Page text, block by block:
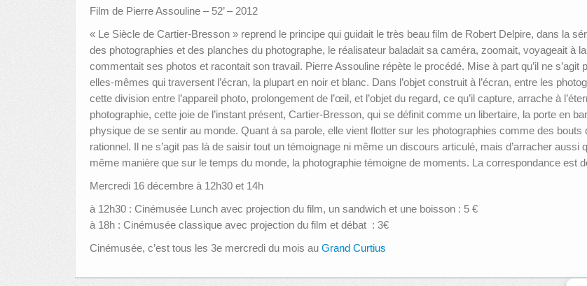
Film de Pierre Assouline – 52’ – 2012
« Le Siècle de Cartier-Bresson » reprend le principe qui guidait le très beau film de Robert Delpire, dans la
des photographies et des planches du photographe, le réalisateur baladait sa caméra, zoomait, voyageait à
commentait ses photos et racontait son travail. Pierre Assouline répète le procédé. Mise à part qu’il ne
elles-mêmes qui traversent l’écran, la plupart en noir et blanc. Dans l’objet construit à l’écran, entre les
cette division entre l’appareil photo, prolongement de l’œil, et l’objet du regard, ce qu’il capture, arrache à
photographie, cette joie de l’instant présent, Cartier-Bresson, qui se définit comme un libertaire, la porte en
physique de se sentir au monde. Quant à sa parole, elle vient flotter sur les photographies comme des
rationnel. Il ne s’agit pas là de saisir tout un témoignage ni même un discours articulé, mais d’arracher
même manière que sur le temps du monde, la photographie témoigne de moments. La correspondance est
Mercredi 16 décembre à 12h30 et 14h
à 12h30 : Cinémusée Lunch avec projection du film, un sandwich et une boisson : 5 €
à 18h : Cinémusée classique avec projection du film et débat : 3€
Cinémusée, c’est tous les 3e mercredi du mois au Grand Curtius